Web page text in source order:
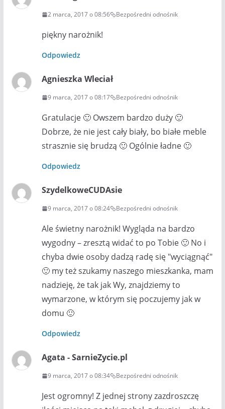
2 marca, 2017 o 08:56 Bezpośredni odnośnik
piękny narożnik!
Odpowiedz
Agnieszka Wleciał
9 marca, 2017 o 08:17 Bezpośredni odnośnik
Gratulacje 🙂 Owszem bardzo duży 🙂
Dobrze, że nie jest cały biały, bo białe meble
strasznie się brudzą 🙂 Ogólnie ładne 🙂
Odpowiedz
SzydelkoweCUDAsie
9 marca, 2017 o 08:24 Bezpośredni odnośnik
Ale świetny narożnik! Wygląda na bardzo
wygodny – zresztą widać to po Tobie 🙂 No i
chyba dwie osoby dadzą radę się "wyciągnąć"
🙂 my też szukamy naszego mieszkanka, mam
nadzieję, że tak jak Wy, znajdziemy to
wymarzone, w którym się poczujemy jak w
domu 🙂
Odpowiedz
Agata - SarnieZycie.pl
9 marca, 2017 o 08:34 Bezpośredni odnośnik
Jest ogromny! Z jednej strony zazdroszczę